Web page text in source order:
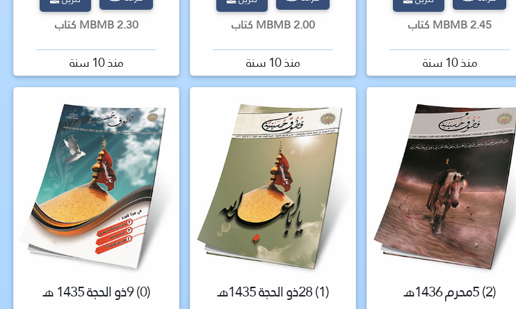
2.45 MBMB كتاب
منذ 10 سنة
2.00 MBMB كتاب
منذ 10 سنة
2.30 MBMB كتاب
منذ 10 سنة
(2) 5محرم 1436هـ (1) 28ذو الحجة 1435هـ (0) 9ذو الحجة 1435 هـ